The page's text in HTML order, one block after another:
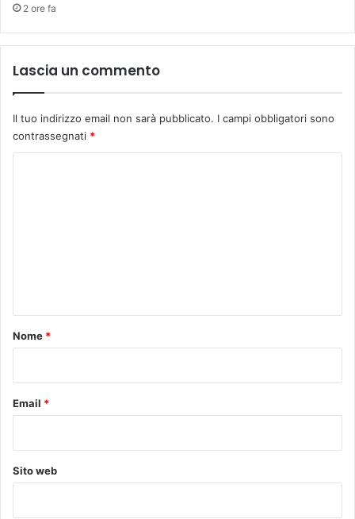
2 ore fa
Lascia un commento
Il tuo indirizzo email non sarà pubblicato. I campi obbligatori sono
contrassegnati *
o
Nome *
Email *
Sito web